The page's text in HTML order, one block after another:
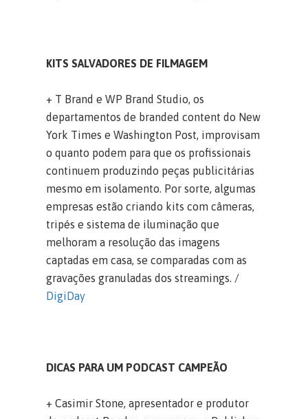
KITS SALVADORES DE FILMAGEM
+ T Brand e WP Brand Studio, os
departamentos de branded content do New
York Times e Washington Post, improvisam
o quanto podem para que os profissionais
continuem produzindo peças publicitárias
mesmo em isolamento. Por sorte, algumas
empresas estão criando kits com câmeras,
tripés e sistema de iluminação que
melhoram a resolução das imagens
captadas em casa, se comparadas com as
gravações granuladas dos streamings. /
DigiDay
DICAS PARA UM PODCAST CAMPEÃO
+ Casimir Stone, apresentador e produtor